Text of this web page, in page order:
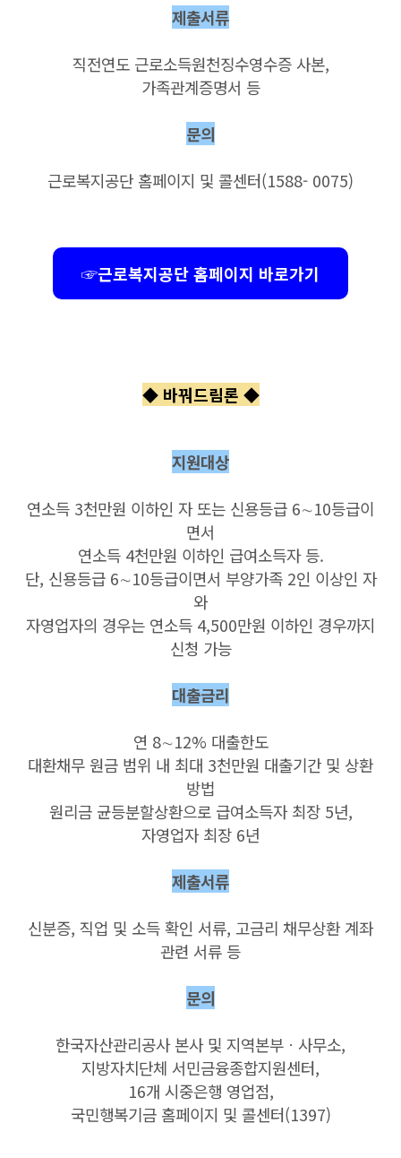
제출서류
직전연도 근로소득원천징수영수증 사본,
가족관계증명서 등
문의
근로복지공단 홈페이지 및 콜센터(1588- 0075)
☞근로복지공단 홈페이지 바로가기
◆ 바꿔드림론 ◆
지원대상
연소득 3천만원 이하인 자 또는 신용등급 6∼10등급이
면서
연소득 4천만원 이하인 급여소득자 등.
단, 신용등급 6∼10등급이면서 부양가족 2인 이상인 자
와
자영업자의 경우는 연소득 4,500만원 이하인 경우까지
신청 가능
대출금리
연 8∼12% 대출한도
대환채무 원금 범위 내 최대 3천만원 대출기간 및 상환
방법
원리금 균등분할상환으로 급여소득자 최장 5년,
자영업자 최장 6년
제출서류
신분증, 직업 및 소득 확인 서류, 고금리 채무상환 계좌
관련 서류 등
문의
한국자산관리공사 본사 및 지역본부ㆍ사무소,
지방자치단체 서민금융종합지원센터,
16개 시중은행 영업점,
국민행복기금 홈페이지 및 콜센터(1397)